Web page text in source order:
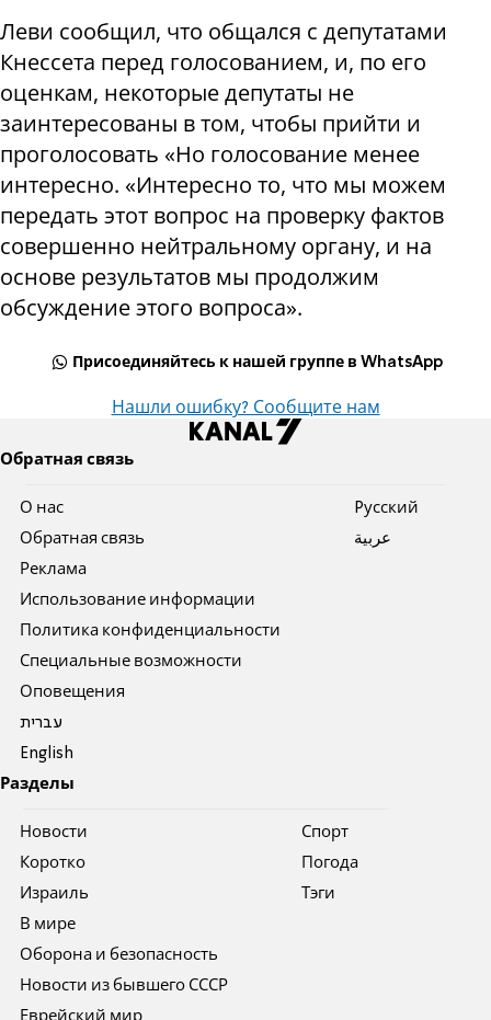
Леви сообщил, что общался с депутатами
Кнессета перед голосованием, и, по его
оценкам, некоторые депутаты не
заинтересованы в том, чтобы прийти и
проголосовать «Но голосование менее
интересно. «Интересно то, что мы можем
передать этот вопрос на проверку фактов
совершенно нейтральному органу, и на
основе результатов мы продолжим
обсуждение этого вопроса».
Присоединяйтесь к нашей группе в WhatsApp
Нашли ошибку? Сообщите нам
Обратная связь
О нас
Обратная связь
Реклама
Использование информации
Политика конфиденциальности
Специальные возможности
Оповещения
עברית
English
Pусский
عربية
Разделы
Новости
Коротко
Израиль
В мире
Оборона и безопасность
Новости из бывшего СССР
Спорт
Погода
Тэги